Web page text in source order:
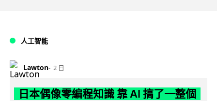
人工智能
Lawton 2 日
日本偶像零編程知識 靠 AI 搞了一整個